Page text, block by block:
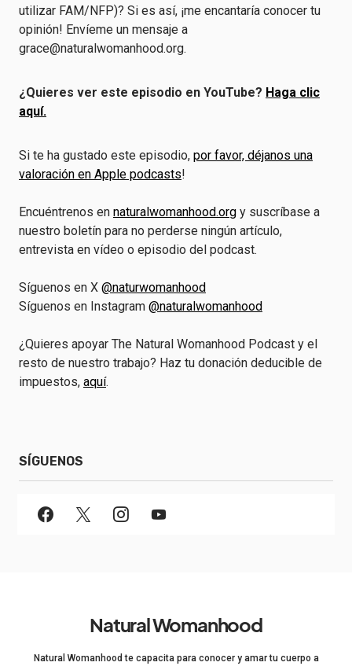
utilizar FAM/NFP)? Si es así, ¡me encantaría conocer tu
opinión! Envíeme un mensaje a
grace@naturalwomanhood.org.
¿Quieres ver este episodio en YouTube? Haga clic
aquí.
Si te ha gustado este episodio, por favor, déjanos una
valoración en Apple podcasts!
Encuéntrenos en naturalwomanhood.org y suscríbase a
nuestro boletín para no perderse ningún artículo,
entrevista en vídeo o episodio del podcast.
Síguenos en X @naturwomanhood
Síguenos en Instagram @naturalwomanhood
¿Quieres apoyar The Natural Womanhood Podcast y el
resto de nuestro trabajo? Haz tu donación deducible de
impuestos, aquí.
SÍGUENOS
Natural Womanhood
Natural Womanhood te capacita para conocer y amar tu cuerpo a